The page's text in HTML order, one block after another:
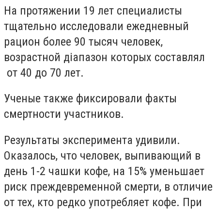
На протяжении 19 лет специалисты
тщательно исследовали ежедневный
рацион более 90 тысяч человек,
возрастной діапазон которых составлял
от 40 до 70 лет.
Ученые также фиксировали факты
смертности участников.
Результаты эксперимента удивили.
Оказалось, что человек, выпивающий в
день 1-2 чашки кофе, на 15% уменьшает
риск преждевременной смерти, в отличие
от тех, кто редко употребляет кофе. При